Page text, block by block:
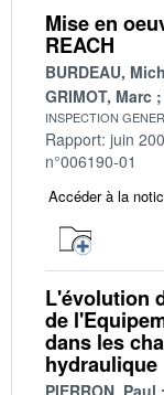
Mise en
REACH
BURDEAU,
GRIMOT, Marc
INSPECTION
Rapport: juin
n°006190-01
Accéder à la
L'évolution
de
dans les
hydraulique
PIERRON, Paul